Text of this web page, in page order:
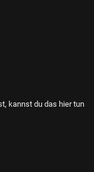
kannst du das hier tun